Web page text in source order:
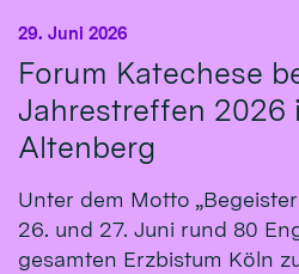
Forum Katechese
Jahrestreffen 2026
Altenberg
29. Juni 2026
Unter dem Motto
26. und 27. Juni rund 80
gesamten Erzbistum Köln